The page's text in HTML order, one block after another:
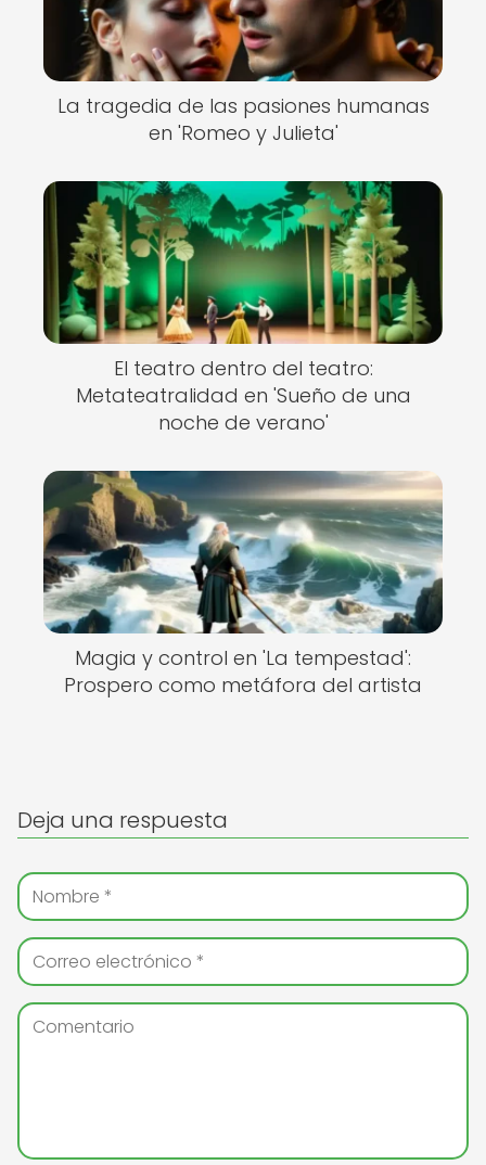
La tragedia de las pasiones humanas
en 'Romeo y Julieta'
El teatro dentro del teatro:
Metateatralidad en 'Sueño de una
noche de verano'
Magia y control en 'La tempestad':
Prospero como metáfora del artista
Deja una respuesta